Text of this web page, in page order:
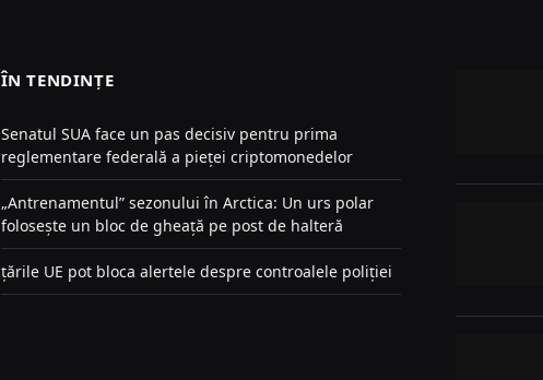
ÎN TENDINȚE
Senatul SUA face un pas decisiv pentru prima
reglementare federală a pieței criptomonedelor
„Antrenamentul” sezonului în Arctica: Un urs polar
folosește un bloc de gheață pe post de halteră
țările UE pot bloca alertele despre controalele poliției